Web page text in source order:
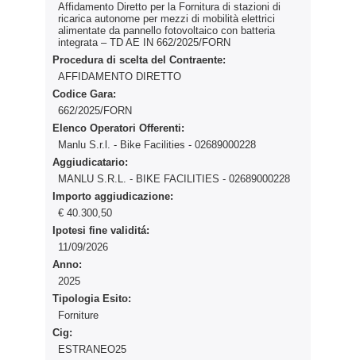
Affidamento Diretto per la Fornitura di stazioni di
ricarica autonome per mezzi di mobilità elettrici
alimentate da pannello fotovoltaico con batteria
integrata – TD AE IN 662/2025/FORN
Procedura di scelta del Contraente:
AFFIDAMENTO DIRETTO
Codice Gara:
662/2025/FORN
Elenco Operatori Offerenti:
Manlu S.r.l. - Bike Facilities - 02689000228
Aggiudicatario:
MANLU S.R.L. - BIKE FACILITIES - 02689000228
Importo aggiudicazione:
€ 40.300,50
Ipotesi fine validitá:
11/09/2026
Anno:
2025
Tipologia Esito:
Forniture
Cig:
ESTRANEO25